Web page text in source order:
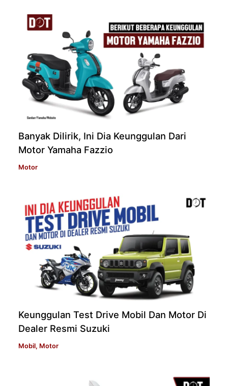
Banyak Dilirik, Ini Dia Keunggulan Dari
Motor Yamaha Fazzio
Motor
Keunggulan Test Drive Mobil Dan Motor Di
Dealer Resmi Suzuki
Mobil, Motor